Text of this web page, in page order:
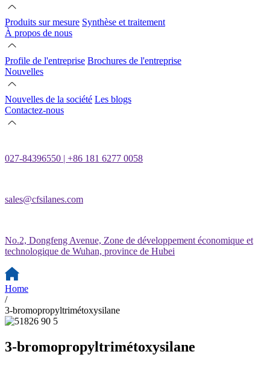
Produits sur mesure Synthèse et traitement
À propos de nous
Profile de l'entreprise Brochures de l'entreprise
Nouvelles
Nouvelles de la société Les blogs
Contactez-nous
027-84396550 | +86 181 6277 0058
sales@cfsilanes.com
No.2, Dongfeng Avenue, Zone de développement économique et
technologique de Wuhan, province de Hubei
Home
/
3-bromopropyltrimétoxysilane
3-bromopropyltrimétoxysilane